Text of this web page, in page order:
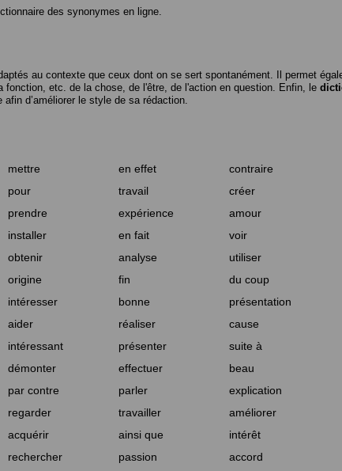
des synonymes en ligne.
au contexte que ceux dont on se sert spontanément. Il permet
etc. de la chose, de l'être, de l'action en question. Enfin, le
d’améliorer le style de sa rédaction.
mettre en effet
contraire
pour travail
créer
prendre expérience
amour
installer en fait
voir
obtenir analyse
utiliser
origine fin
du coup
intéresser bonne
présentation
aider réaliser
cause
intéressant présenter
suite à
démonter effectuer
beau
par contre parler
explication
regarder travailler
améliorer
acquérir ainsi que
intérêt
rechercher passion accord